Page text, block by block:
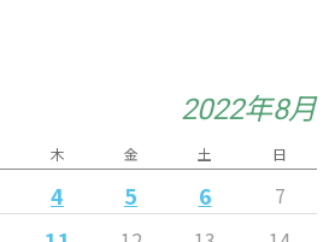
2022年8月
木 金 土 日
4 5 6 7